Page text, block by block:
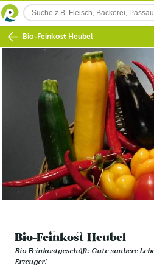
Bio-Feinkost Heubel
Bio-Feinkost Heubel
Bio Feinkostgeschäft: Gute saubere
Erzeuger!